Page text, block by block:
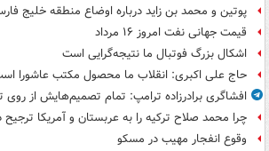
پوتین و محمد بن زاید درباره اوضاع منطقه خلیج
قیمت جهانی نفت امروز ۱۶ مرداد
اشکال بزرگ فوتبال ما نتیجه‌گرایی است
حاج علی اکبری: انقلاب ما محصول مکتب عاشورا
افشاگری برادرزاده ترامپ: تمام تصمیم‌هایش از
چرا محمد صلاح ترکیه را به عربستان و آمریکا ترجیح
وقوع انفجار مهیب در مسکو